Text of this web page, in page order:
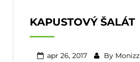
KAPUSTOVÝ ŠALÁT
apr 26, 2017 By Monizz